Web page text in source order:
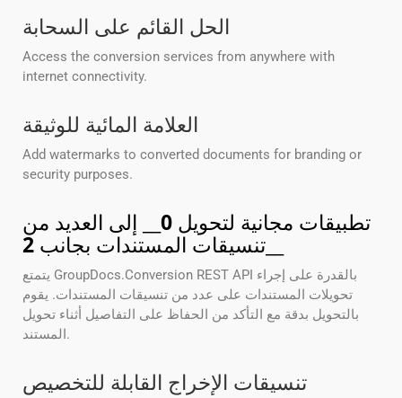
الحل القائم على السحابة
Access the conversion services from anywhere with
internet connectivity.
العلامة المائية للوثيقة
Add watermarks to converted documents for branding or
security purposes.
تطبيقات مجانية لتحويل 0 __ إلى العديد من
تنسيقات المستندات بجانب 2
يتمتع GroupDocs.Conversion REST API بالقدرة على إجراء
تحويلات المستندات على عدد من تنسيقات المستندات. يقوم
بالتحويل بدقة مع التأكد من الحفاظ على التفاصيل أثناء تحويل
المستند.
تنسيقات الإخراج القابلة للتخصيص